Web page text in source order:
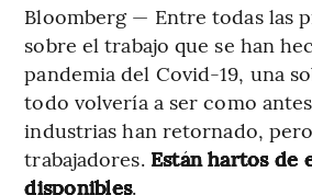
Bloomberg — Entre todas las
sobre el trabajo que se han
pandemia del Covid-19, una
todo volvería a ser como
industrias han retornado,
trabajadores. Están hartos de
disponibles.